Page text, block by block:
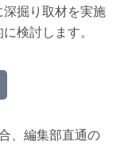
掘り取材を実施
検討します。
、編集部直通の